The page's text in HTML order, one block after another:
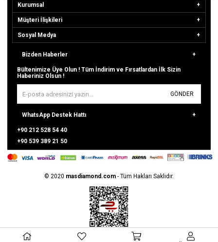
Kurumsal
Müşteri İlişkileri
Sosyal Medya
Bizden Haberler
Bültenimize Üye Olun ! Tüm İndirim ve Fırsatlardan İlk Sizin
Haberiniz Olsun !
GÖNDER
WhatsApp Destek Hattı
+90 212 528 54 40
+90 539 389 21 50
© 2020 masdiamond.com - Tüm Hakları Saklıdır.